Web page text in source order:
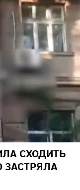
СХОДИТЬ
ЗАСТРЯЛА